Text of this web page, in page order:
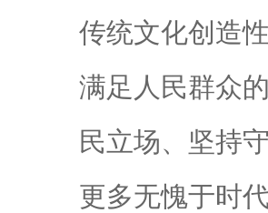
传统文化创造
满足人民群众
民立场、坚持
更多无愧于时